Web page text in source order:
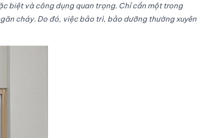
biệt và công dụng quan trọng. Chỉ cần một trong
cháy. Do đó, việc bảo trì, bảo dưỡng thường xuyên